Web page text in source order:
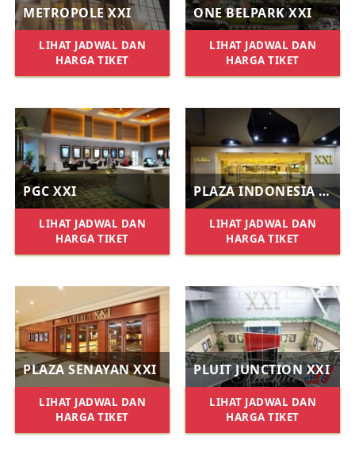
METROPOLE XXI
LIHAT JADWAL DAN
HARGA TIKET
ONE BELPARK XXI
LIHAT JADWAL DAN
HARGA TIKET
PGC XXI
LIHAT JADWAL DAN
HARGA TIKET
PLAZA INDONESIA XXI
LIHAT JADWAL DAN
HARGA TIKET
PLAZA SENAYAN XXI
LIHAT JADWAL DAN
HARGA TIKET
PLUIT JUNCTION XXI
LIHAT JADWAL DAN
HARGA TIKET